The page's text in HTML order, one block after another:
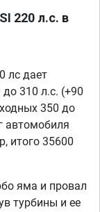
220 л.с. в
лс дает
310 л.с. (+90
350 до
автомобиля
итого 35600
яма и провал
турбины и ее